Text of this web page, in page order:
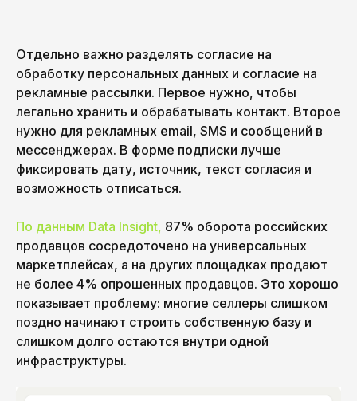
Отдельно важно разделять согласие на
обработку персональных данных и согласие на
рекламные рассылки. Первое нужно, чтобы
легально хранить и обрабатывать контакт. Второе
нужно для рекламных email, SMS и сообщений в
мессенджерах. В форме подписки лучше
фиксировать дату, источник, текст согласия и
возможность отписаться.
По данным Data Insight, 87% оборота российских
продавцов сосредоточено на универсальных
маркетплейсах, а на других площадках продают
не более 4% опрошенных продавцов. Это хорошо
показывает проблему: многие селлеры слишком
поздно начинают строить собственную базу и
слишком долго остаются внутри одной
инфраструктуры.